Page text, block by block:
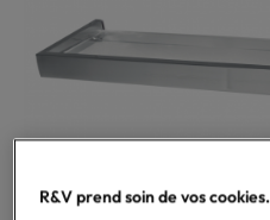
R&V prend soin de vos cookies.